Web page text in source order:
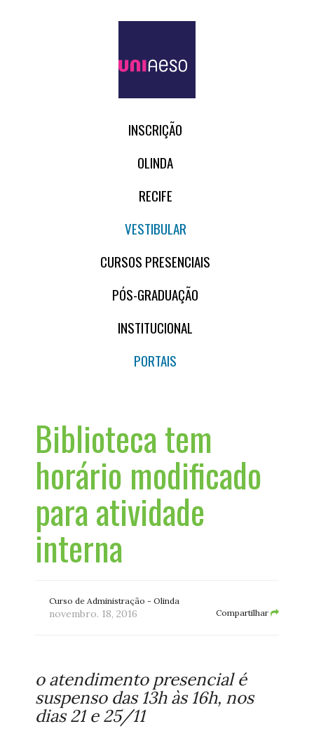
INSCRIÇÃO
OLINDA
RECIFE
VESTIBULAR
CURSOS PRESENCIAIS
PÓS-GRADUAÇÃO
INSTITUCIONAL
PORTAIS
Biblioteca tem
horário modificado
para atividade
interna
Curso de Administração - Olinda
novembro. 18, 2016 Compartilhar
o atendimento presencial é
suspenso das 13h às 16h, nos
dias 21 e 25/11